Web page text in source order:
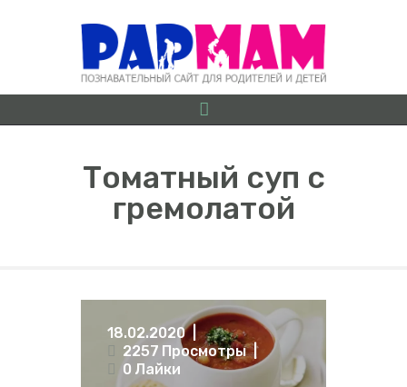
Томатный суп с
гремолатой
О ПРОЕКТЕ
ГРУДНИЧКИ
ДОШКОЛЯТА
ШКОЛЬНИКИ
ИГРЫ
18.02.2020
2257 Просмотры
0 Лайки